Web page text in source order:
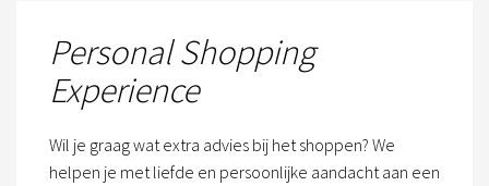
Personal Shopping
Experience
Wil je graag wat extra advies bij het shoppen? We
helpen je met liefde en persoonlijke aandacht aan een